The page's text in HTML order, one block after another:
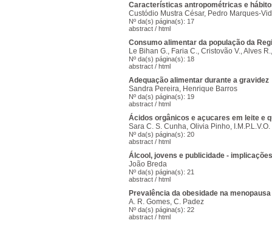
Características antropométricas e
Custódio Mustra César, Pedro Marques-
Nº da(s) página(s): 17
abstract / html
Consumo alimentar da população da
Le Bihan G., Faria C., Cristovão V., Alves
Nº da(s) página(s): 18
abstract / html
Adequação alimentar durante a gravidez
Sandra Pereira, Henrique Barros
Nº da(s) página(s): 19
abstract / html
Ácidos orgânicos e açucares em leite e
Sara C. S. Cunha, Olivia Pinho,
Nº da(s) página(s): 20
abstract / html
Álcool, jovens e publicidade -
João Breda
Nº da(s) página(s): 21
abstract / html
Prevalência da obesidade na
A. R. Gomes, C. Padez
Nº da(s) página(s): 22
abstract / html